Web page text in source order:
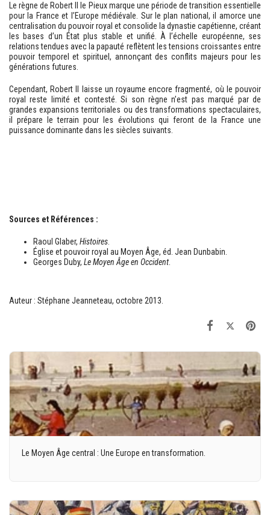
Le règne de Robert II le Pieux marque une période de transition essentielle
pour la France et l’Europe médiévale. Sur le plan national, il amorce une
centralisation du pouvoir royal et consolide la dynastie capétienne, créant
les bases d’un État plus stable et unifié. À l’échelle européenne, ses
relations tendues avec la papauté reflètent les tensions croissantes entre
pouvoir temporel et spirituel, annonçant des conflits majeurs pour les
générations futures.
Cependant, Robert II laisse un royaume encore fragmenté, où le pouvoir
royal reste limité et contesté. Si son règne n’est pas marqué par de
grandes expansions territoriales ou des transformations spectaculaires,
il prépare le terrain pour les évolutions qui feront de la France une
puissance dominante dans les siècles suivants.
Sources et Références :
Raoul Glaber, Histoires.
Église et pouvoir royal au Moyen Âge, éd. Jean Dunbabin.
Georges Duby, Le Moyen Âge en Occident.
Auteur : Stéphane Jeanneteau, octobre 2013.
Le Moyen Âge central : Une Europe en transformation.